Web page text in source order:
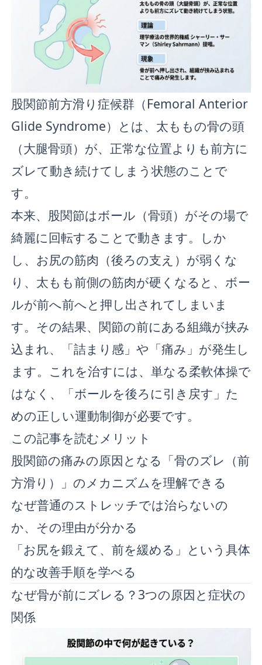
股関節前方滑り症候群（Femoral Anterior
Glide Syndrome）とは、太ももの骨の頭
（大腿骨頭）が、正常な位置よりも前方に
ズレて動き続けてしまう状態のことで
す。
本来、股関節はボール（骨頭）がその場で
綺麗に回転することで動きます。しか
し、お尻の筋肉（後ろの支え）が弱くな
り、太もも前側の筋肉が硬くなると、ボー
ルが前へ前へと押し出されてしまいま
す。その結果、関節の前にある組織が挟み
込まれ、「詰まり感」や「痛み」が発生し
ます。これを治すには、単なる柔軟体操で
はなく、「ボールを後ろに引き戻す」た
めの正しい運動制御が必要です。
この記事を読むメリット
股関節の痛みの原因となる「骨のズレ（前
方滑り）」のメカニズムを理解できる
なぜ普通のストレッチでは治らないの
か、その理由が分かる
「お尻を鍛えて、前を緩める」という具体
的な改善手順を学べる
なぜ骨が前にズレる？3つの原因と症状の
関係